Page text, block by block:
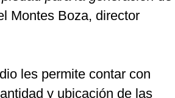
Montes Boza, director
les permite contar con
y ubicación de las